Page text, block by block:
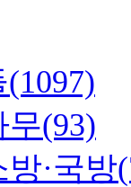
(1097)
무(93)
방·국방